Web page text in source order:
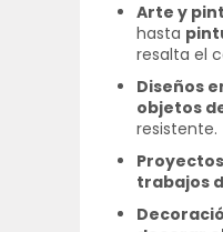
Arte y
hasta
resalta el
Diseños
objetos
resistente.
trabajos